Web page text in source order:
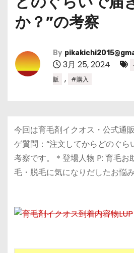
か？”の考察
By
3月 25, 2024
販
, #購入
今回は育毛剤イクオス・公式通
ゲ質問：“注文してからどのぐら
考察です。＊登場人物 P: 育毛お
毛・脱毛に気になりだしたお悩